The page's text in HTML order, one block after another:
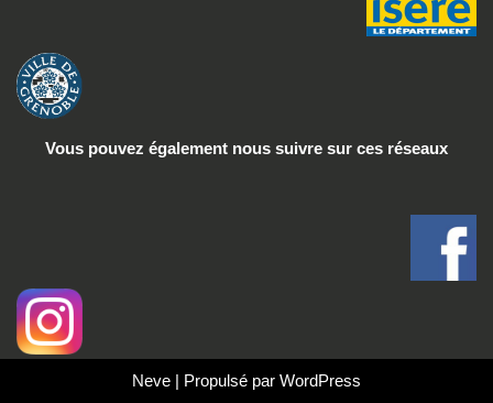
Vous pouvez également nous suivre sur ces réseaux
Neve | Propulsé par WordPress